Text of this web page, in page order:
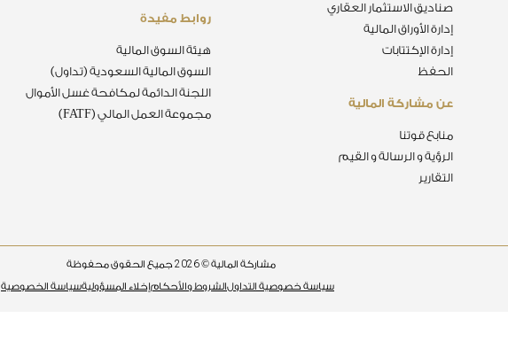
صناديق الاستثمار العقاري
إدارة الأوراق المالية
إدارة الإكتتابات
الحفظ
عن مشاركة المالية
منابع قوتنا
الرؤية و الرسالة و القيم
التقارير
روابط مفيدة
هيئة السوق المالية
السوق المالية السعودية (تداول)
اللجنة الدائمة لمكافحة غسل الأموال
مجموعة العمل المالي (FATF)
مشاركة المالية ©2026جميع الحقوق محفوظة
سياسة خصوصية التداولالشروط والأحكامإخلاء المسؤوليةسياسة الخصوصية